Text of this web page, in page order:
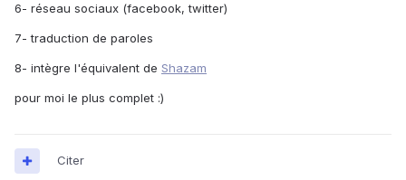
6- réseau sociaux (facebook, twitter)
7- traduction de paroles
8- intègre l'équivalent de Shazam
pour moi le plus complet :)
Citer